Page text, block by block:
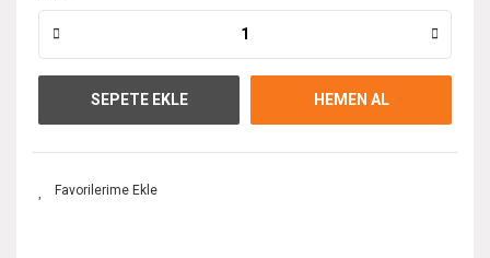
SEPETE EKLE HEMEN AL